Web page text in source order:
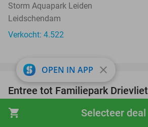
shopping_cart Selecteer deal
Storm Aquapark Leiden
Leidschendam
Verkocht: 4.522
Entree tot Familiepark Drievliet
Familiepark Drievliet
Den Haag (12 km)
OPEN IN APP close